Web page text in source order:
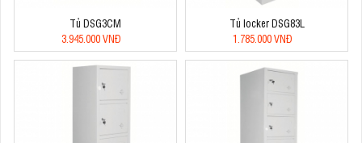
Tủ DSG3CM
3.945.000 VNĐ
Tủ locker DSG83L
1.785.000 VNĐ